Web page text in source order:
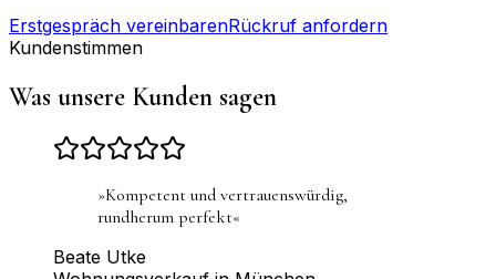
Erstgespräch vereinbarenRückruf anfordern
Kundenstimmen
Was unsere Kunden sagen
»Kompetent und vertrauenswürdig,
rundherum perfekt«
Beate Utke